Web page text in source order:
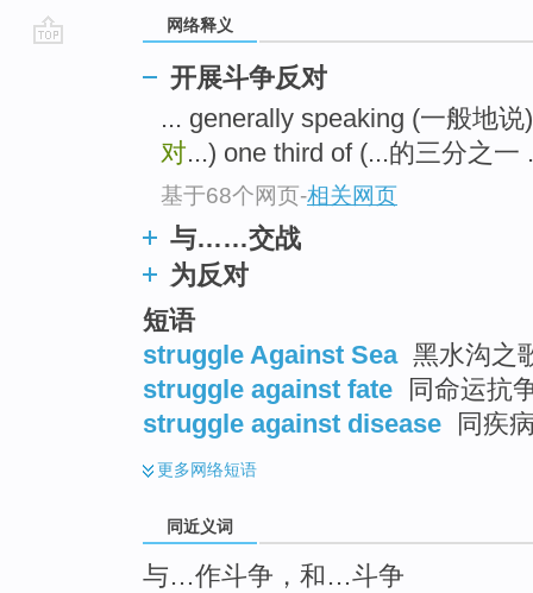
网络释义
开展斗争反对
... generally speaking (一般地
对...) one third of (...的三分之一
基于68个网页-相关网页
与……交战
为反对
短语
struggle Against Sea 黑水沟之
struggle against fate
同命运抗
struggle against disease
同疾
更多网络短语
同近义词
与…作斗争，和…斗争